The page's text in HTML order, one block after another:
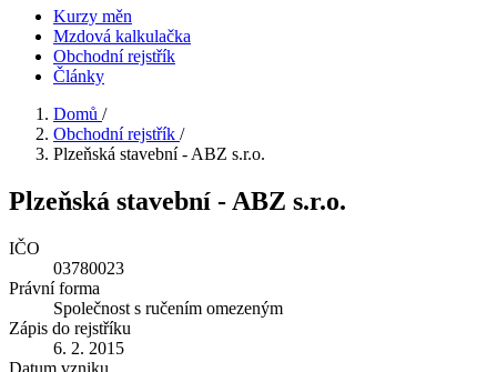
Kurzy měn
Mzdová kalkulačka
Obchodní rejstřík
Články
Domů /
Obchodní rejstřík /
Plzeňská stavební - ABZ s.r.o.
Plzeňská stavební - ABZ s.r.o.
IČO
03780023
Právní forma
Společnost s ručením omezeným
Zápis do rejstříku
6. 2. 2015
Datum vzniku